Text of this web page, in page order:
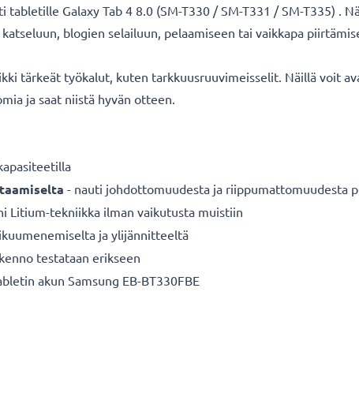
tabletille Galaxy Tab 4 8.0 (SM-T330 / SM-T331 / SM-T335) .
blogien selailuun, pelaamiseen tai vaikkapa
tärkeät työkalut, kuten tarkkuusruuvimeisselit. Näillä voit
ja saat niistä hyvän otteen.
- nauti johdottomuudesta ja riippumattomuudesta
Litium-tekniikka ilman vaikutusta muistiin
ja ylijännitteeltä
testataan erikseen
akun Samsung EB-BT330FBE